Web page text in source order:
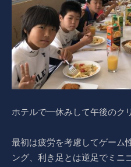
ホテルで一休みして午後のク
最初は疲労を考慮してゲーム
ング、利き足とは逆足でミニ